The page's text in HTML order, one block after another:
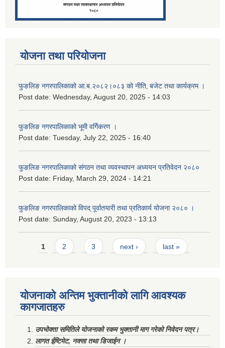
योजना तथा परियोजना
फुङलिङ नगरपालिकाको आ.ब.२०८२।०८३ को नीति‚ बजेट तथा कार्यक्रम ।
Post date: Wednesday, August 20, 2025 - 14:03
फुङलिङ नगरपालिकाको भूमी वर्गिकरण ।
Post date: Tuesday, July 22, 2025 - 16:40
फुङलिङ नगरपालिकाको संगठन तथा व्यवस्थापन अध्ययन प्रतिवेदन २०८०
Post date: Friday, March 29, 2024 - 14:21
फुङलिङ नगरपालिकाको विपद् पूर्वातयारी तथा प्रतिकार्य योजना २०८० ।
Post date: Sunday, August 20, 2023 - 13:13
Pages
1 2 3 next › last »
योजनाको अन्तिम भुक्तानीको लागि आवश्यक
कागजातहरु
उपभोक्ता समितिले योजनाको रकम भुक्तानी माग गरेको निवेदन पत्र।
लागत ईष्टिमेट, नक्सा तथा डिजाईन ।